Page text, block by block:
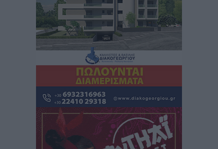
Ειδήσεις• πριν 12 ώρες
Στον Άγιο Νικόλαο Χάλκης ανοίγει ξανά το
ανανεωμένο εκκλησιαστικό μουσείο από τη Λέσχη
Τοπικές Ειδήσεις• πριν 12 ώρες
Ρόδος: «Βουλιάζει» από τουρίστες – Πάνω από 1 εκατ.
επιβάτες και 55 κρουαζιερόπλοια
Τοπικές Ειδήσεις πριν 13 ώρες
Γ’ Εθνική Κατηγορία: Οι ημερομηνίες των